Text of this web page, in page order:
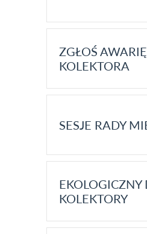
ZGŁOŚ AWARIĘ
KOLEKTORA
SESJE RADY
KOLEKTORY